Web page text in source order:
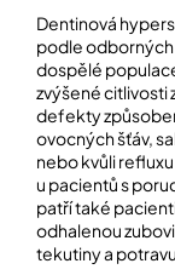
Přihlášení
Dentinová
podle
dospělé
zvýšené citlivosti
defekty
ovocných šťáv,
nebo kvůli
u pacientů s
patří také
odhalenou
tekutiny a